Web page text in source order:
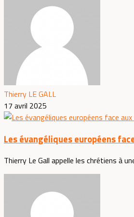
Thierry LE GALL
17 avril 2025
Les évangéliques européens
Thierry Le Gall appelle les chrétiens à